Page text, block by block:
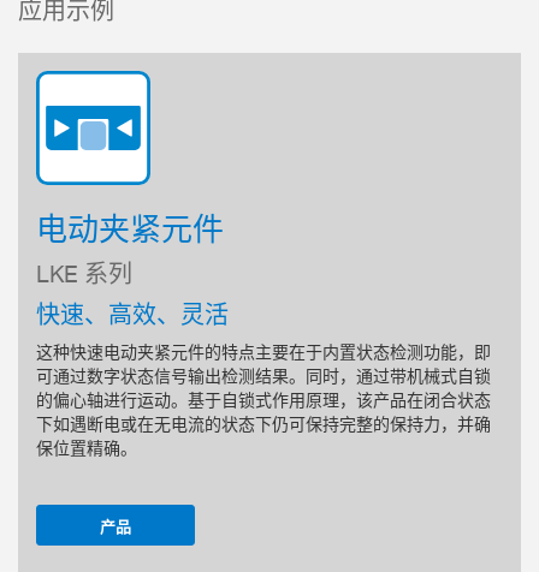
应用示例
电动夹紧元件
LKE 系列
快速、高效、灵活
这种快速电动夹紧元件的特点主要在于内置状态检测功能，即
可通过数字状态信号输出检测结果。同时，通过带机械式自锁
的偏心轴进行运动。基于自锁式作用原理，该产品在闭合状态
下如遇断电或在无电流的状态下仍可保持完整的保持力，并确
保位置精确。
产品